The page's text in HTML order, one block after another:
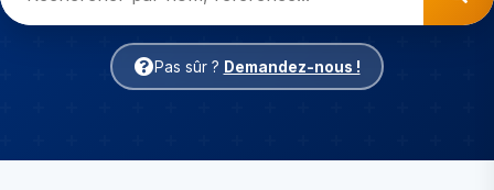
Pas sûr ? Demandez-nous !